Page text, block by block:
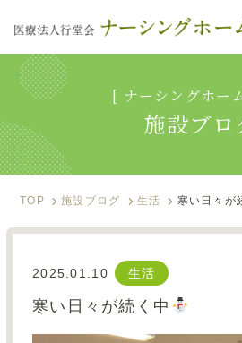
サービス内容
入居のご案内
フォトアルバム
資料ダウンロード
0866-90-
[ ナーシングホー
施設ブロ
TOP 施設ブログ 生活 寒い日々が
2025.01.10 生活
寒い日々が続く中